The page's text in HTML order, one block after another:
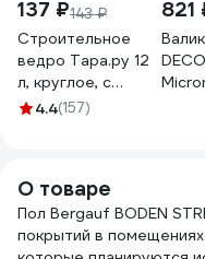
137 ₽143 ₽
Строительное
ведро Тара.ру 12
л, круглое, с
металлической
4.4(157)
821
О товаре
Пол Bergauf BODEN
покрытий в